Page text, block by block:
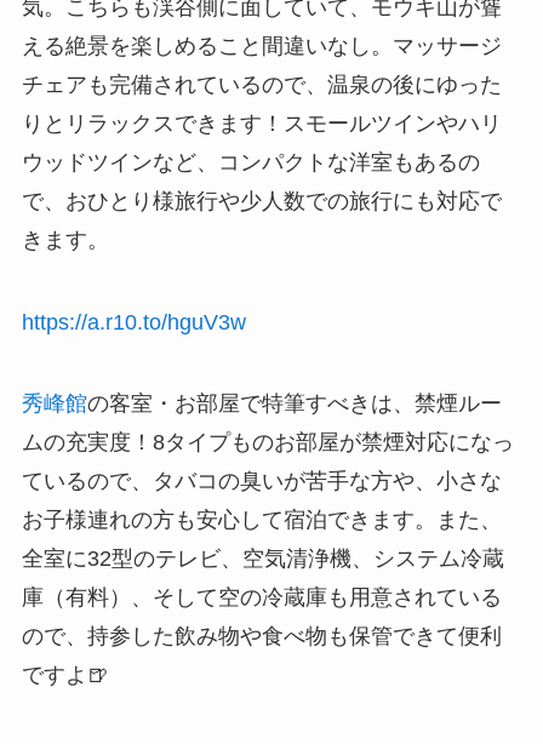
気。こちらも渓谷側に面していて、モウキ山が聳
える絶景を楽しめること間違いなし。マッサージ
チェアも完備されているので、温泉の後にゆった
りとリラックスできます！スモールツインやハリ
ウッドツインなど、コンパクトな洋室もあるの
で、おひとり様旅行や少人数での旅行にも対応で
きます。
https://a.r10.to/hguV3w
秀峰館の客室・お部屋で特筆すべきは、禁煙ルー
ムの充実度！8タイプものお部屋が禁煙対応になっ
ているので、タバコの臭いが苦手な方や、小さな
お子様連れの方も安心して宿泊できます。また、
全室に32型のテレビ、空気清浄機、システム冷蔵
庫（有料）、そして空の冷蔵庫も用意されている
ので、持参した飲み物や食べ物も保管できて便利
ですよ🍺